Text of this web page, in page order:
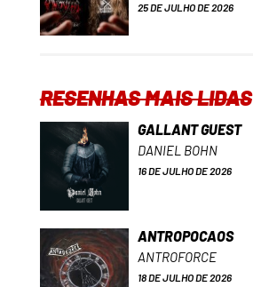
25 DE JULHO DE 2026
RESENHAS MAIS LIDAS
GALLANT GUEST
DANIEL BOHN
16 DE JULHO DE 2026
ANTROPOCAOS
ANTROFORCE
18 DE JULHO DE 2026